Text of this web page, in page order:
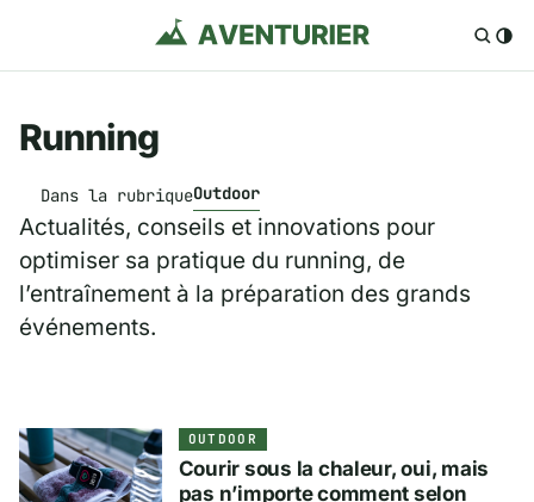
Running
Dans la rubriqueOutdoor
Actualités, conseils et innovations pour
optimiser sa pratique du running, de
l’entraînement à la préparation des grands
événements.
OUTDOOR
Courir sous la chaleur, oui, mais
pas n’importe comment selon